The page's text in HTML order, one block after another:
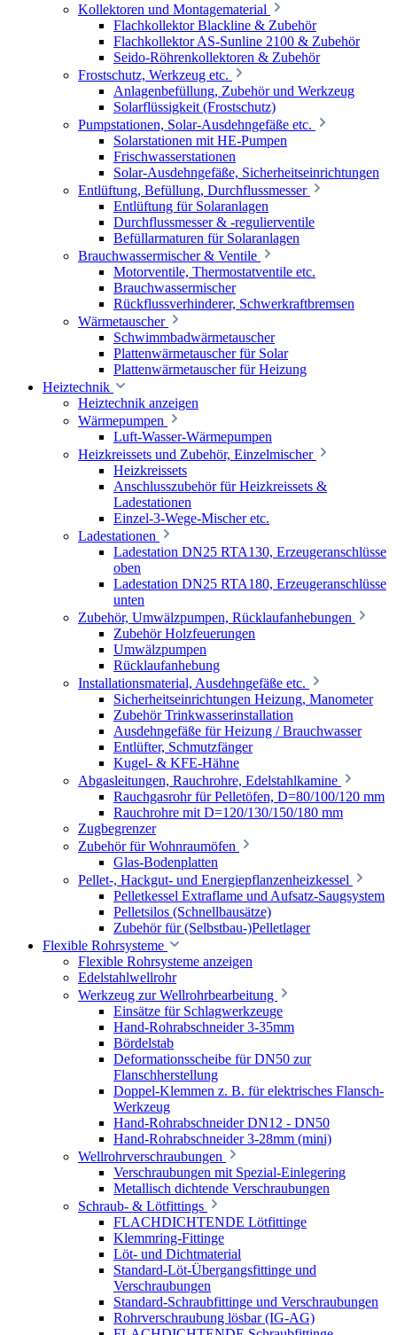
Kollektoren und Montagematerial
Flachkollektor Blackline & Zubehör
Flachkollektor AS-Sunline 2100 & Zubehör
Seido-Röhrenkollektoren & Zubehör
Frostschutz, Werkzeug etc.
Anlagenbefüllung, Zubehör und Werkzeug
Solarflüssigkeit (Frostschutz)
Pumpstationen, Solar-Ausdehngefäße etc.
Solarstationen mit HE-Pumpen
Frischwasserstationen
Solar-Ausdehngefäße, Sicherheitseinrichtungen
Entlüftung, Befüllung, Durchflussmesser
Entlüftung für Solaranlagen
Durchflussmesser & -regulierventile
Befüllarmaturen für Solaranlagen
Brauchwassermischer & Ventile
Motorventile, Thermostatventile etc.
Brauchwassermischer
Rückflussverhinderer, Schwerkraftbremsen
Wärmetauscher
Schwimmbadwärmetauscher
Plattenwärmetauscher für Solar
Plattenwärmetauscher für Heizung
Heiztechnik
Heiztechnik anzeigen
Wärmepumpen
Luft-Wasser-Wärmepumpen
Heizkreissets und Zubehör, Einzelmischer
Heizkreissets
Anschlusszubehör für Heizkreissets &
Ladestationen
Einzel-3-Wege-Mischer etc.
Ladestationen
Ladestation DN25 RTA130, Erzeugeranschlüsse
oben
Ladestation DN25 RTA180, Erzeugeranschlüsse
unten
Zubehör, Umwälzpumpen, Rücklaufanhebungen
Zubehör Holzfeuerungen
Umwälzpumpen
Rücklaufanhebung
Installationsmaterial, Ausdehngefäße etc.
Sicherheitseinrichtungen Heizung, Manometer
Zubehör Trinkwasserinstallation
Ausdehngefäße für Heizung / Brauchwasser
Entlüfter, Schmutzfänger
Kugel- & KFE-Hähne
Abgasleitungen, Rauchrohre, Edelstahlkamine
Rauchgasrohr für Pelletöfen, D=80/100/120 mm
Rauchrohre mit D=120/130/150/180 mm
Zugbegrenzer
Zubehör für Wohnraumöfen
Glas-Bodenplatten
Pellet-, Hackgut- und Energiepflanzenheizkessel
Pelletkessel Extraflame und Aufsatz-Saugsystem
Pelletsilos (Schnellbausätze)
Zubehör für (Selbstbau-)Pelletlager
Flexible Rohrsysteme
Flexible Rohrsysteme anzeigen
Edelstahlwellrohr
Werkzeug zur Wellrohrbearbeitung
Einsätze für Schlagwerkzeuge
Hand-Rohrabschneider 3-35mm
Bördelstab
Deformationsscheibe für DN50 zur
Flanschherstellung
Doppel-Klemmen z. B. für elektrisches Flansch-
Werkzeug
Hand-Rohrabschneider DN12 - DN50
Hand-Rohrabschneider 3-28mm (mini)
Wellrohrverschraubungen
Verschraubungen mit Spezial-Einlegering
Metallisch dichtende Verschraubungen
Schraub- & Lötfittings
FLACHDICHTENDE Lötfittinge
Klemmring-Fittinge
Löt- und Dichtmaterial
Standard-Löt-Übergangsfittinge und
Verschraubungen
Standard-Schraubfittinge und Verschraubungen
Rohrverschraubung lösbar (IG-AG)